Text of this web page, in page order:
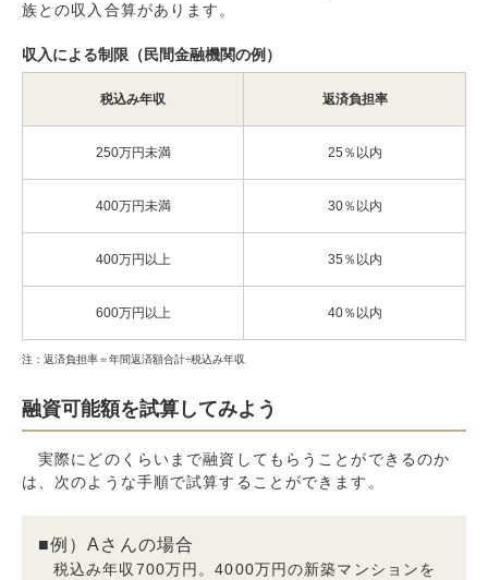
族との収入合算があります。
収入による制限（民間金融機関の例）
税込み年収 返済負担率
250万円未満 25％以内
400万円未満 30％以内
400万円以上 35％以内
600万円以上 40％以内
注：返済負担率＝年間返済額合計÷税込み年収
融資可能額を試算してみよう
実際にどのくらいまで融資してもらうことができるのか
は、次のような手順で試算することができます。
例）Aさんの場合
税込み年収700万円。4000万円の新築マンションを